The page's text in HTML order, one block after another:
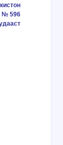
№ 596